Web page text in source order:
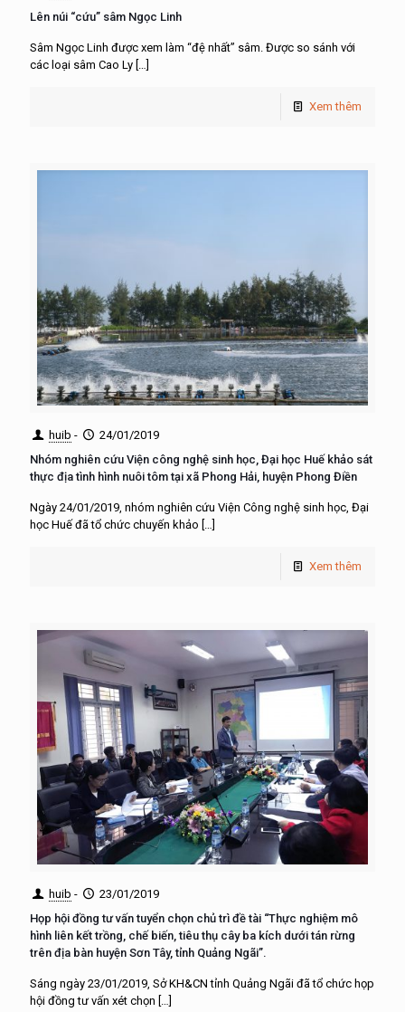
Lên núi “cứu” sâm Ngọc Linh
Sâm Ngọc Linh được xem làm “đệ nhất” sâm. Được so sánh với
các loại sâm Cao Ly […]
Xem thêm
huib -
24/01/2019
Nhóm nghiên cứu Viện công nghệ sinh học, Đại học Huế khảo sát
thực địa tình hình nuôi tôm tại xã Phong Hải, huyện Phong Điền
Ngày 24/01/2019, nhóm nghiên cứu Viện Công nghệ sinh học, Đại
học Huế đã tổ chức chuyến khảo […]
Xem thêm
huib -
23/01/2019
Họp hội đồng tư vấn tuyển chọn chủ trì đề tài “Thực nghiệm mô
hình liên kết trồng, chế biến, tiêu thụ cây ba kích dưới tán rừng
trên địa bàn huyện Sơn Tây, tỉnh Quảng Ngãi”.
Sáng ngày 23/01/2019, Sở KH&CN tỉnh Quảng Ngãi đã tổ chức họp
hội đồng tư vấn xét chọn […]